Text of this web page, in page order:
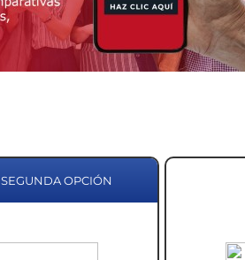
SEGUNDA OPCIÓN